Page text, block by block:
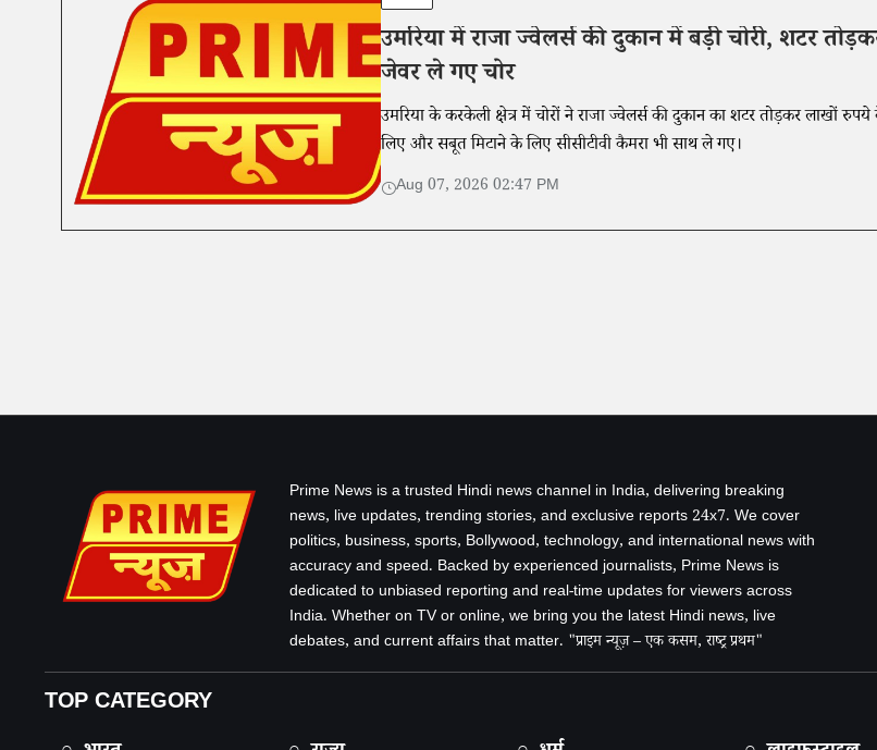
उमरिया में राजा ज्वेलर्स की दुकान में बड़ी चोरी, शटर
जेवर ले गए चोर
उमरिया के करकेली क्षेत्र में चोरों ने राजा ज्वेलर्स की दुकान का शटर तोड़कर लाखों
लिए और सबूत मिटाने के लिए सीसीटीवी कैमरा भी साथ ले गए।
Aug 07, 2026 02:47 PM
Prime News is a trusted Hindi news channel in India, delivering breaking
news, live updates, trending stories, and exclusive reports 24x7. We cover
politics, business, sports, Bollywood, technology, and international news with
accuracy and speed. Backed by experienced journalists, Prime News is
dedicated to unbiased reporting and real-time updates for viewers across
India. Whether on TV or online, we bring you the latest Hindi news, live
debates, and current affairs that matter. "प्राइम न्यूज़ – एक कसम, राष्ट्र प्रथम"
TOP CATEGORY